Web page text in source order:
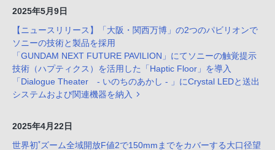
2025年5月9日
【ニュースリリース】「大阪・関西万博」の2つのパビリオンで
ソニーの技術と製品を採用
「GUNDAM NEXT FUTURE PAVILION」にてソニーの触覚提示
技術（ハプティクス）を活用した「Haptic Floor」を導入
「Dialogue Theater - いのちのあかし - 」にCrystal LEDと送出
システムおよび関連機器を納入
2025年4月22日
世界初*ズーム全域開放F値2で150mmまでをカバーする大口径望